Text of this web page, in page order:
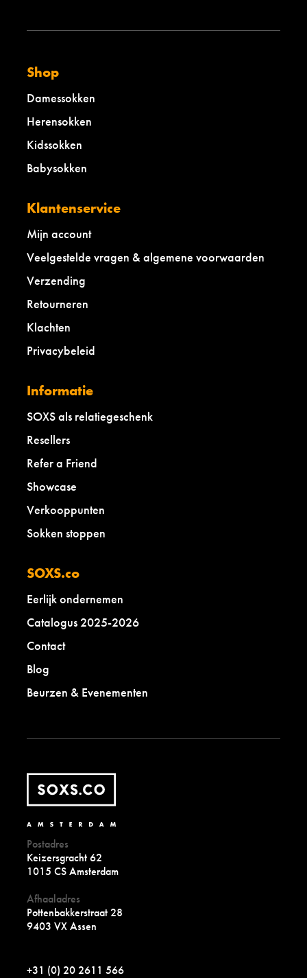
Shop
Damessokken
Herensokken
Kidssokken
Babysokken
Klantenservice
Mijn account
Veelgestelde vragen & algemene voorwaarden
Verzending
Retourneren
Klachten
Privacybeleid
Informatie
SOXS als relatiegeschenk
Resellers
Refer a Friend
Showcase
Verkooppunten
Sokken stoppen
SOXS.co
Eerlijk ondernemen
Catalogus 2025-2026
Contact
Blog
Beurzen & Evenementen
Postadres
Keizersgracht 62
1015 CS Amsterdam
Afhaaladres
Pottenbakkerstraat 28
9403 VX Assen
+31 (0) 20 2611 566